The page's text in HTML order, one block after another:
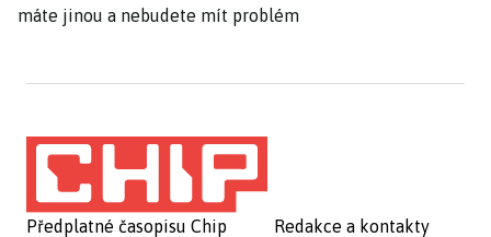
máte jinou a nebudete mít problém
Předplatné časopisu Chip
Redakce a kontakty